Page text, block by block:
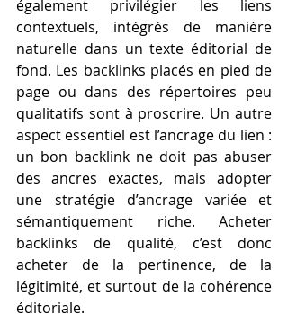
également privilégier les liens
contextuels, intégrés de manière
naturelle dans un texte éditorial de
fond. Les backlinks placés en pied de
page ou dans des répertoires peu
qualitatifs sont à proscrire. Un autre
aspect essentiel est l’ancrage du lien :
un bon backlink ne doit pas abuser
des ancres exactes, mais adopter
une stratégie d’ancrage variée et
sémantiquement riche. Acheter
backlinks de qualité, c’est donc
acheter de la pertinence, de la
légitimité, et surtout de la cohérence
éditoriale.